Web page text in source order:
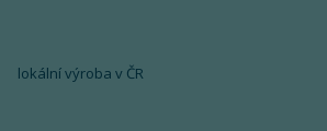
lokální výroba v ČR